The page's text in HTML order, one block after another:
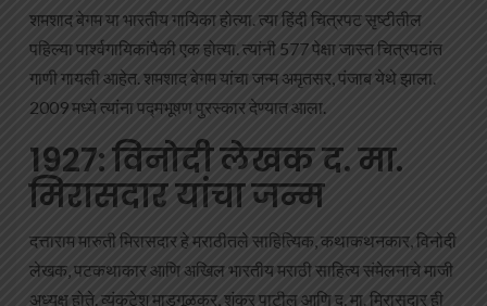
शमशाद बेगम या भारतीय गायिका होत्या. त्या हिंदी चित्रपट सृष्टीतील
पहिल्या पार्श्वगायिकांपैकी एक होत्या. त्यांनी 577 पेक्षा जास्त चित्रपटांत
गाणी गायली आहेत. शमशाद बेगम यांचा जन्म अमृतसर, पंजाब येथे झाला.
2009 मध्ये त्यांना पद्मभूषण पुरस्कार देण्यात आला.
1927: विनोदी लेखक द. मा.
मिरासदार यांचा जन्म
दत्ताराम मारुती मिरासदार हे मराठीतले साहित्यिक, कथाकथनकार, विनोदी
लेखक, पटकथाकार आणि अखिल भारतीय मराठी साहित्य संमेलनाचे माजी
अध्यक्ष होते. व्यंकटेश माडगूळकर, शंकर पाटील आणि द. मा. मिरासदार ही